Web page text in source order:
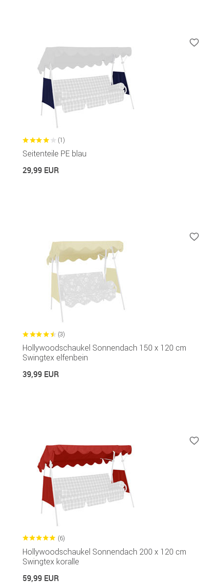
(1)
Seitenteile PE blau
29,99 EUR
(3)
Hollywoodschaukel Sonnendach 150 x 120 cm
Swingtex elfenbein
39,99 EUR
(6)
Hollywoodschaukel Sonnendach 200 x 120 cm
Swingtex koralle
59,99 EUR